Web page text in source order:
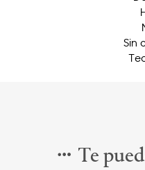
Sin
Te